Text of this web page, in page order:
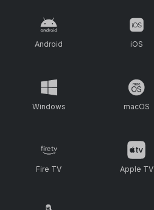
Android iOS
Windows macOS
Fire TV Apple TV